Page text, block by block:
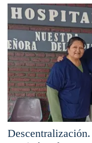
Descentralización.